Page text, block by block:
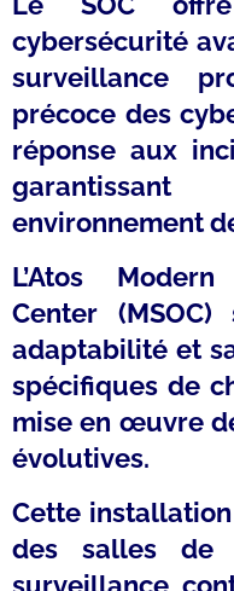
cybersécurité
surveillance
précoce des
réponse aux
environnement
L’Atos
Center
adaptabilité et
spécifiques de
mise en œuvre
évolutives.
Cette
des salles de